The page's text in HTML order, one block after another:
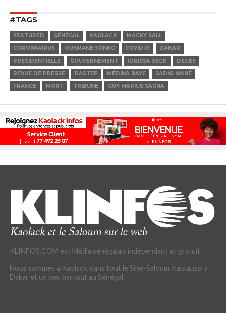
#TAGS
FEATURED SÉNÉGAL KAOLACK
MACKY SALL
CORONAVIRUS
OUSMANE SONKO COVID 19
DAKAR
PRÉSIDENTIELLE
GOUVERNEMENT IDRISSA SECK
DÉCÈS
REVUE DE PRESSE
PASTEF MÉDINA BAYE
SADIO MANÉ
FRANCE
MORT TRIBUNE GUY MARIUS SAGNA
KLINFOS.COM est Média sénégalais indépendant et gratuit.
Nous sommes à Kaolack, dans tout le Sine-Saloum mais aussi à
Dakar et un peu partout au Sénégal.